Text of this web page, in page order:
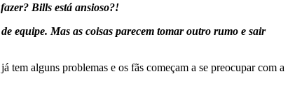
Bills está ansioso?!
equipe. Mas as coisas parecem tomar outro rumo e sair
alguns problemas e os fãs começam a se preocupar com a